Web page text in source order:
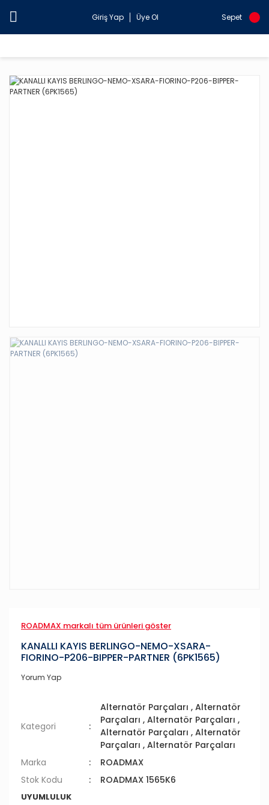
Giriş Yap Üye Ol Sepet
ROADMAX markalı tüm ürünleri göster
KANALLI KAYIS BERLINGO-NEMO-XSARA-
FIORINO-P206-BIPPER-PARTNER (6PK1565)
Yorum Yap
Kategori
Alternatör Parçaları ,Alternatör
Parçaları ,Alternatör Parçaları ,
Alternatör Parçaları ,Alternatör
Parçaları ,Alternatör Parçaları
Marka
ROADMAX
Stok Kodu
ROADMAX 1565K6
UYUMLULUK